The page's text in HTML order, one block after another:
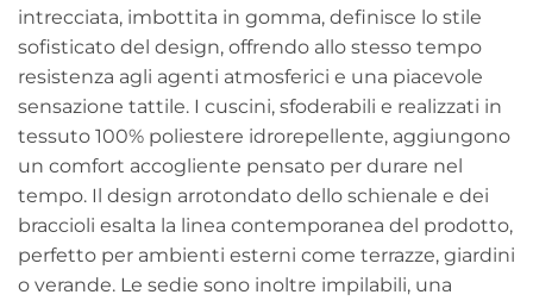
intrecciata, imbottita in gomma, definisce lo stile
sofisticato del design, offrendo allo stesso tempo
resistenza agli agenti atmosferici e una piacevole
sensazione tattile. I cuscini, sfoderabili e realizzati in
tessuto 100% poliestere idrorepellente, aggiungono
un comfort accogliente pensato per durare nel
tempo. Il design arrotondato dello schienale e dei
braccioli esalta la linea contemporanea del prodotto,
perfetto per ambienti esterni come terrazze, giardini
o verande. Le sedie sono inoltre impilabili, una